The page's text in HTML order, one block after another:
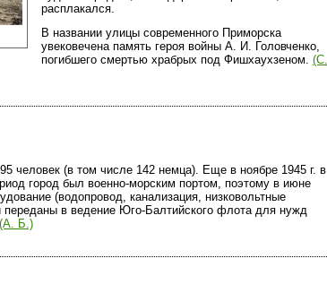
расплакался.
В названии улицы современного Приморска
увековечена память героя войны А. И. Головченко,
погибшего смертью храбрых под Фишхаухзеном. (С.
человек (в том числе 142 немца). Еще в ноябре 1945 г. в
город был военно-морским портом, поэтому в июне
(водопровод, канализация, низковольтные
переданы в ведение Юго-Балтийского флота для нужд
(А. Б.)